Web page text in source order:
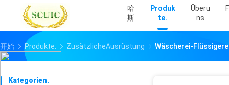
哈
斯
Produk
Te.
Überu
Ns
开始 Produkte. ZusätzlicheAusrüstung Wäscherei-
Kategorien.